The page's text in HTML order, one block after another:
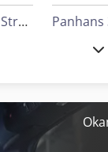
Heidenreich & Harbeck Stroje Pro Hluboké Vrtání
Panhans
Tec